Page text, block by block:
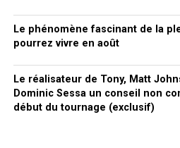
Le phénomène fascinant de la
pourrez vivre en août
Le réalisateur de Tony, Matt
Dominic Sessa un conseil non
début du tournage (exclusif)